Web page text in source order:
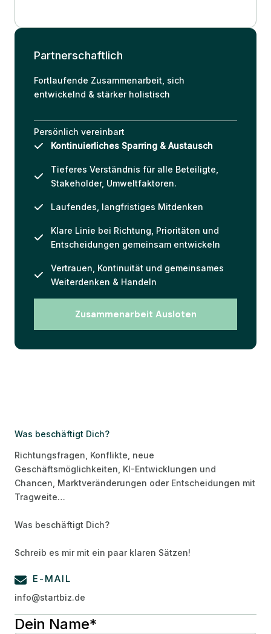
Partnerschaftlich
Fortlaufende Zusammenarbeit, sich
entwickelnd & stärker holistisch
Persönlich vereinbart
Kontinuierliches Sparring & Austausch
Tieferes Verständnis für alle Beteiligte,
Stakeholder, Umweltfaktoren.
Laufendes, langfristiges Mitdenken
Klare Linie bei Richtung, Prioritäten und
Entscheidungen gemeinsam entwickeln
Vertrauen, Kontinuität und gemeinsames
Weiterdenken & Handeln
Zusammenarbeit Ausloten
Was beschäftigt Dich?
Richtungsfragen, Konflikte, neue
Geschäftsmöglichkeiten, KI-Entwicklungen und
Chancen, Marktveränderungen oder Entscheidungen mit
Tragweite…
Was beschäftigt Dich?
Schreib es mir mit ein paar klaren Sätzen!
E-MAIL
info@startbiz.de
Dein Name*